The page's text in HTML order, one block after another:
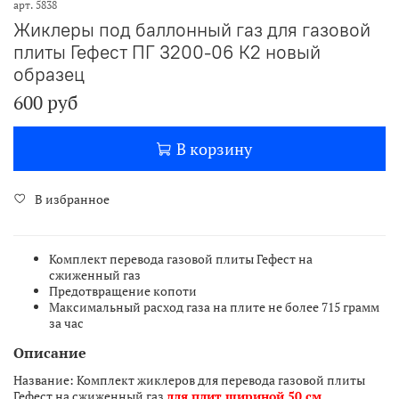
арт. 5838
Жиклеры под баллонный газ для газовой
плиты Гефест ПГ 3200-06 К2 новый
образец
600 руб
В корзину
В избранное
Комплект перевода газовой плиты Гефест на
сжиженный газ
Предотвращение копоти
Максимальный расход газа на плите не более 715 грамм
за час
Описание
Название: Комплект жиклеров для перевода газовой плиты
Гефест на сжиженный газ для плит шириной 50 см